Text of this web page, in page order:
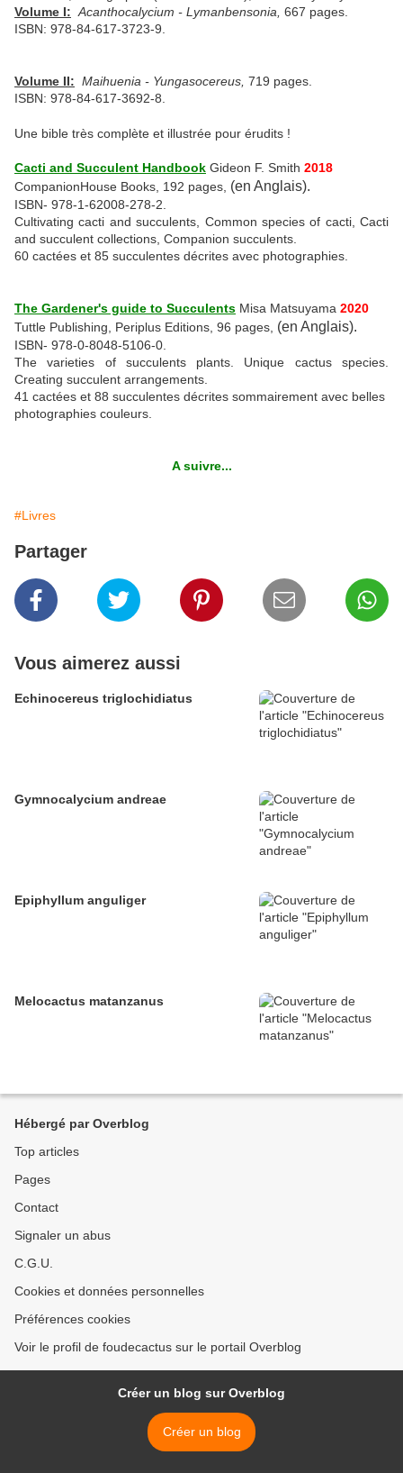
Volume I: Acanthocalycium - Lymanbensonia, 667 pages.
ISBN: 978-84-617-3723-9.
Volume II: Maihuenia - Yungasocereus, 719 pages.
ISBN: 978-84-617-3692-8.
Une bible très complète et illustrée pour érudits !
Cacti and Succulent Handbook Gideon F. Smith 2018
CompanionHouse Books, 192 pages, (en Anglais).
ISBN- 978-1-62008-278-2.
Cultivating cacti and succulents, Common species of cacti, Cacti
and succulent collections, Companion succulents.
60 cactées et 85 succulentes décrites avec photographies.
The Gardener's guide to Succulents Misa Matsuyama 2020
Tuttle Publishing, Periplus Editions, 96 pages, (en Anglais).
ISBN- 978-0-8048-5106-0.
The varieties of succulents plants. Unique cactus species.
Creating succulent arrangements.
41 cactées et 88 succulentes décrites sommairement avec belles
photographies couleurs.
A suivre...
#Livres
Partager
Vous aimerez aussi
Echinocereus triglochidiatus
Gymnocalycium andreae
Epiphyllum anguliger
Melocactus matanzanus
Hébergé par Overblog
Top articles
Pages
Contact
Signaler un abus
C.G.U.
Cookies et données personnelles
Préférences cookies
Voir le profil de foudecactus sur le portail Overblog
Créer un blog sur Overblog
Créer un blog